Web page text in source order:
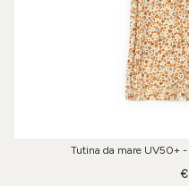
Tutina da mare UV50+